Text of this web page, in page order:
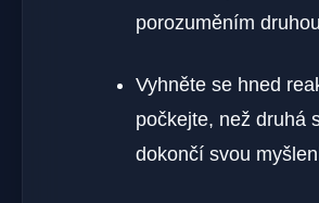
porozuměním
Vyhněte se hned
počkejte, než druhá
dokončí svou